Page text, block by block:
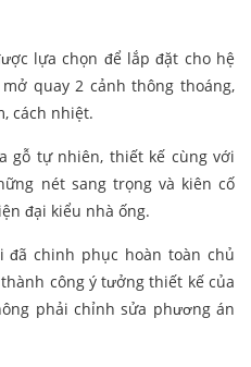
lựa chọn để lắp đặt cho hệ
quay 2 cảnh thông thoáng,
cách nhiệt.
gỗ tự nhiên, thiết kế cùng với
nét sang trọng và kiên cố
đại kiểu nhà ống.
chinh phục hoàn toàn chủ
công ý tưởng thiết kế của
phải chỉnh sửa phương án